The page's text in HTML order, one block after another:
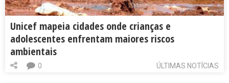
Unicef mapeia cidades onde crianças e
adolescentes enfrentam maiores riscos
ambientais
ÚLTIMAS NOTÍCIAS
0